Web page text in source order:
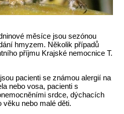
měsíce jsou sezónou
hmyzem. Několik případů
příjmu Krajské nemocnice T.
pacienti se známou alergií na
nebo vosa, pacienti s
srdce, dýchacích
nebo malé děti.